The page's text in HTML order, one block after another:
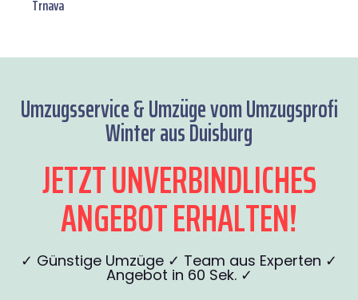
Trnava
Umzugsservice & Umzüge vom Umzugsprofi
Winter aus Duisburg
JETZT UNVERBINDLICHES
ANGEBOT ERHALTEN!
✓ Günstige Umzüge ✓ Team aus Experten ✓
Angebot in 60 Sek. ✓